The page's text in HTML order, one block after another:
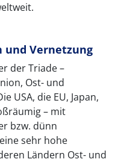
und Vernetzung
der Triade –
Ost- und
USA, die EU, Japan,
– mit
bzw. dünn
sehr hohe
Ländern Ost- und